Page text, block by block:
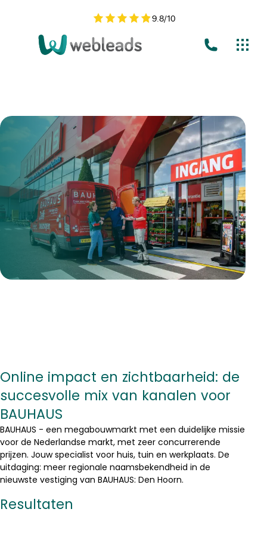
9.8/10
Online impact en zichtbaarheid: de
succesvolle mix van kanalen voor
BAUHAUS
BAUHAUS - een megabouwmarkt met een duidelijke missie
voor de Nederlandse markt, met zeer concurrerende
prijzen. Jouw specialist voor huis, tuin en werkplaats. De
uitdaging: meer regionale naamsbekendheid in de
nieuwste vestiging van BAUHAUS: Den Hoorn.
Resultaten